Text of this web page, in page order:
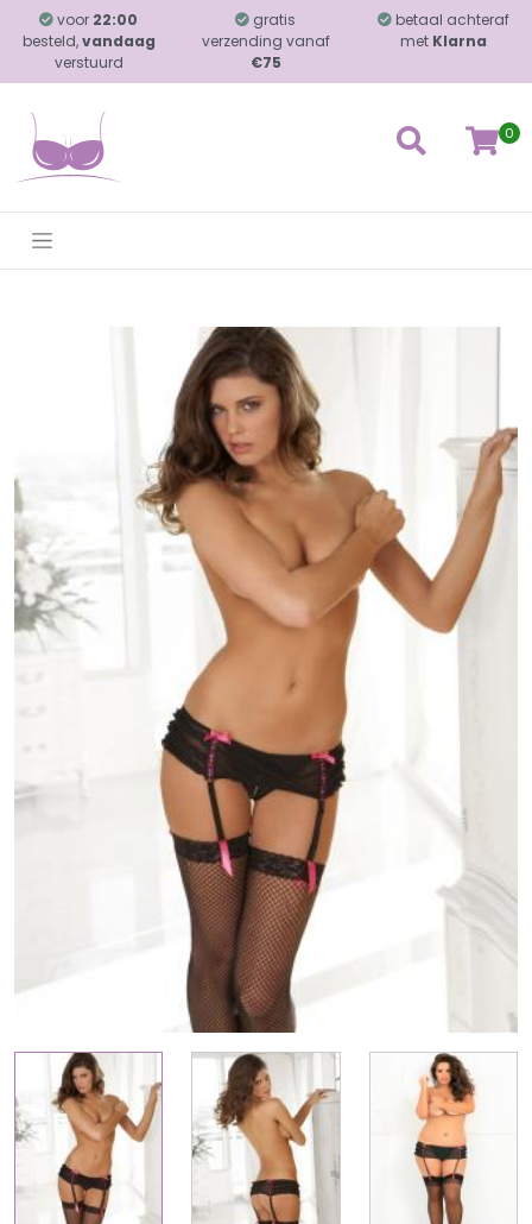
voor 22:00
besteld,vandaag
verstuurd
gratis
verzending vanaf
€75
betaal achteraf
met Klarna
0